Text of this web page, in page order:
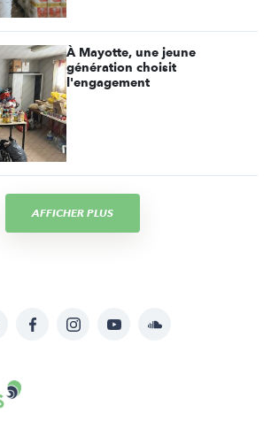
À Mayotte, une jeune
génération choisit
l'engagement
AFFICHER PLUS
FacebookInstagramYouTubeSoundcloud